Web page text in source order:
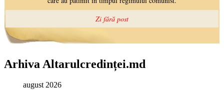
Arhiva Altarulcredinței.md
august 2026